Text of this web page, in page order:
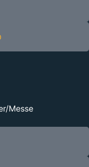
Messe